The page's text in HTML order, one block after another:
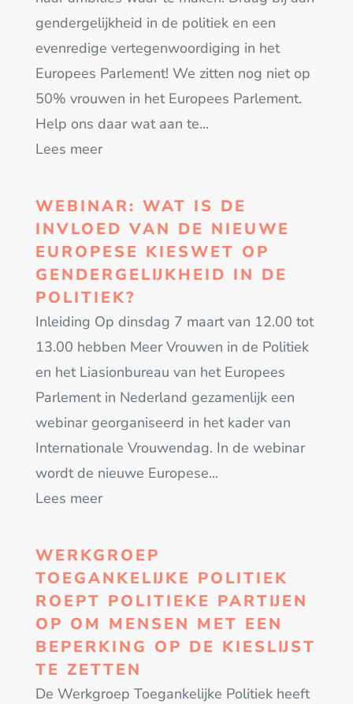
gendergelijkheid in de politiek en een
evenredige vertegenwoordiging in het
Europees Parlement! We zitten nog niet op
50% vrouwen in het Europees Parlement.
Help ons daar wat aan te...
Lees meer
WEBINAR: WAT IS DE
INVLOED VAN DE NIEUWE
EUROPESE KIESWET OP
GENDERGELIJKHEID IN DE
POLITIEK?
Inleiding Op dinsdag 7 maart van 12.00 tot
13.00 hebben Meer Vrouwen in de Politiek
en het Liasionbureau van het Europees
Parlement in Nederland gezamenlijk een
webinar georganiseerd in het kader van
Internationale Vrouwendag. In de webinar
wordt de nieuwe Europese...
Lees meer
WERKGROEP
TOEGANKELIJKE POLITIEK
ROEPT POLITIEKE PARTIJEN
OP OM MENSEN MET EEN
BEPERKING OP DE KIESLIJST
TE ZETTEN
De Werkgroep Toegankelijke Politiek heeft